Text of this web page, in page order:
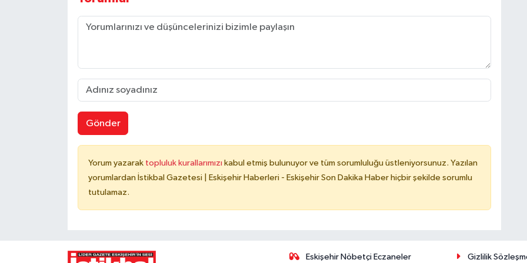
Gönder
Yorum yazarak topluluk kurallarımızı kabul etmiş bulunuyor ve tüm sorumluluğu üstleniyorsunuz. Yazılan
yorumlardan İstikbal Gazetesi | Eskişehir Haberleri - Eskişehir Son Dakika Haber hiçbir şekilde sorumlu
tutulamaz.
Eskişehir Nöbetçi Eczaneler Gizlilik